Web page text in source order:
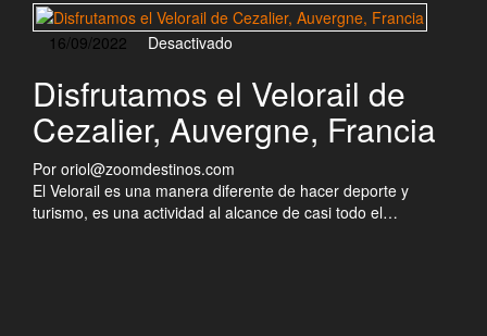
16/09/2022 Desactivado
Disfrutamos el Velorail de
Cezalier, Auvergne, Francia
Por oriol@zoomdestinos.com
El Velorail es una manera diferente de hacer deporte y
turismo, es una actividad al alcance de casi todo el…